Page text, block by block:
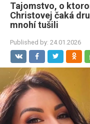
Tajomstvo, o
Christovej čaká
mnohí tušili
Published by: 24.01.2026